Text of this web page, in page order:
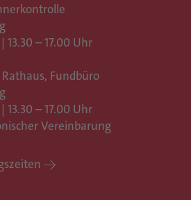
13.30 – 17.00 Uhr
Fundbüro
13.30 – 17.00 Uhr
Vereinbarung